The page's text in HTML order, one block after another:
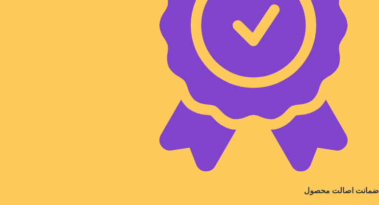
ضمانت اصالت محصول